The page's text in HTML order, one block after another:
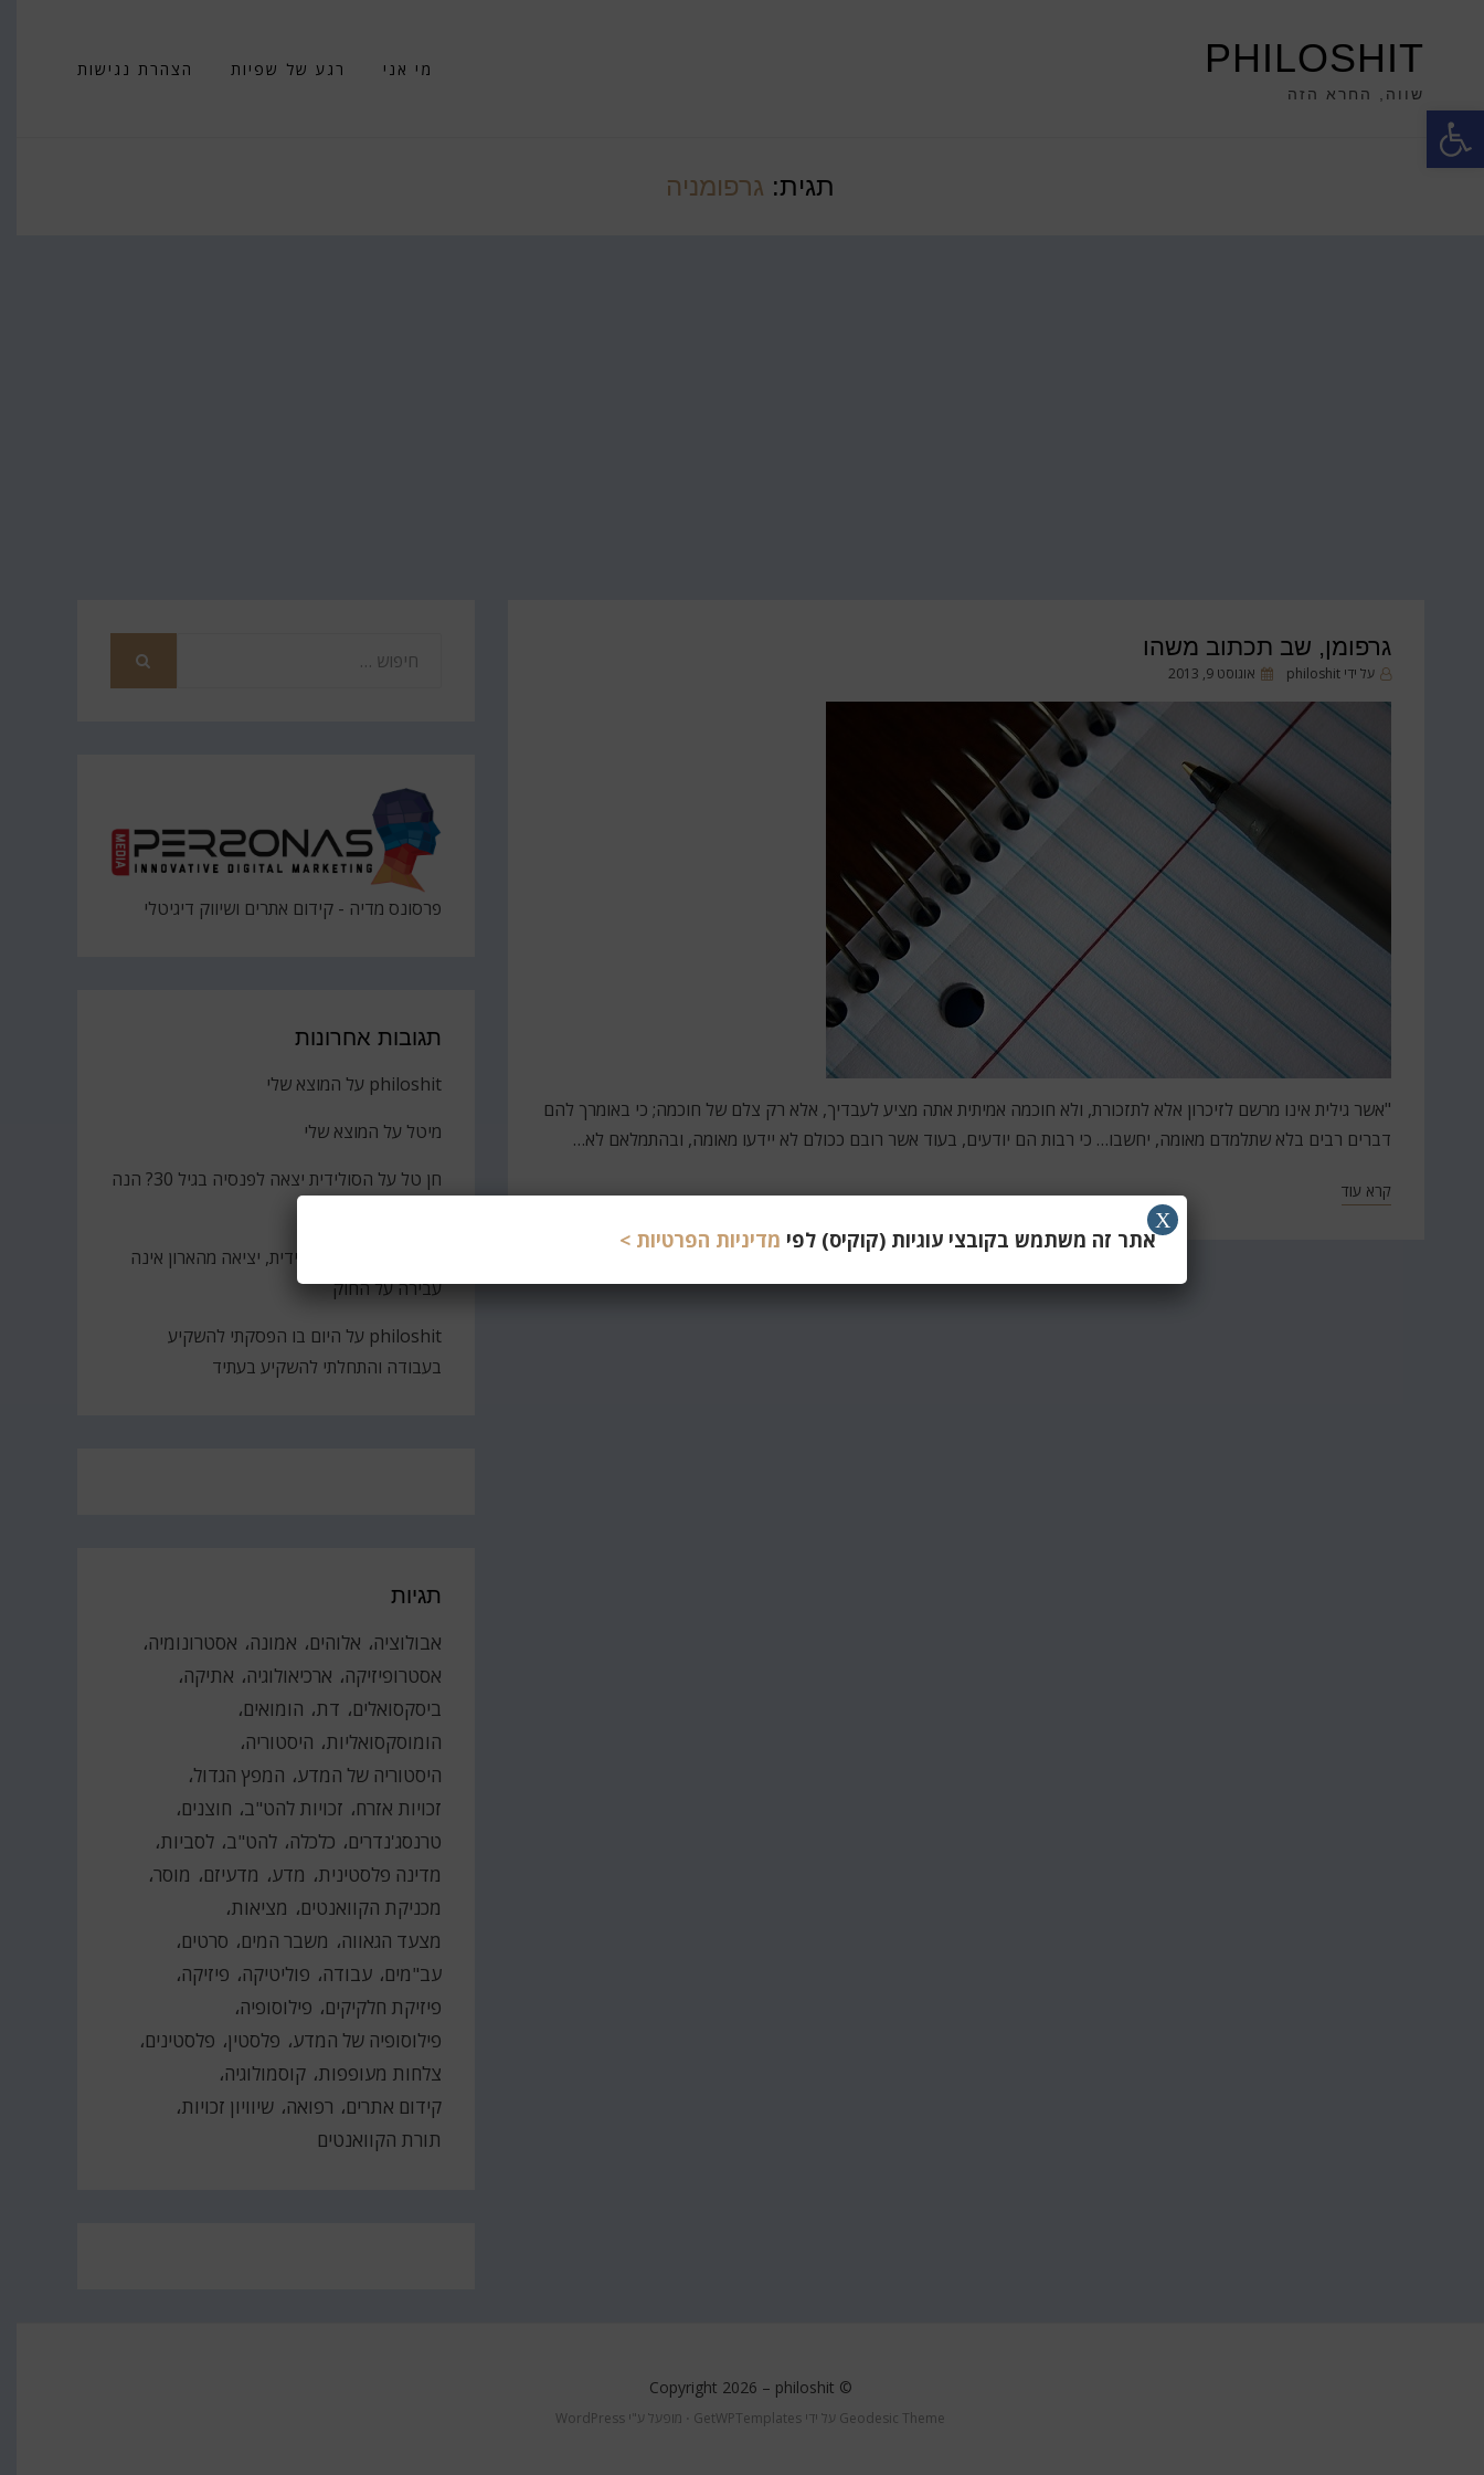
פתח סרגל נגישות
PHILOSHIT
שווה, החרא הזה
מי אני רגע של שפיות הצהרת נגישות
תגית: גרפומניה
גרפומן, שב תכתוב משהו
על ידיphiloshit
פורסםאוגוסט 9, 2013
"אשר גילית אינו מרשם לזיכרון אלא לתזכורת, ולא חוכמה אמיתית אתה מציע לעבדיך, אלא רק צלם של חוכמה; כי באומרך להם
דברים רבים בלא שתלמדם מאומה, יחשבו… כי רבות הם יודעים, בעוד אשר רובם ככולם לא יידעו מאומה, ובהתמלאם לא…
קרא עוד
פרסונס מדיה - קידום אתרים ושיווק דיגיטלי
תגובות אחרונות
philoshit על המוצא שלי
מיטל על המוצא שלי
חן טל על
הסולידית יצאה לפנסיה בגיל 30? הנה
גבירתי הסולידית, יציאה מהארון אינה
עבירה על החוק
philoshit על היום בו הפסקתי להשקיע
בעבודה והתחלתי להשקיע בעתיד
תגיות
אבולוציה אלוהים אמונה
אסטרונומיה
אסטרופיזיקה
ארכיאולוגיה
אתיקה
ביסקסואלים
דת הומואים
הומוסקסואליות היסטוריה
היסטוריה של המדע המפץ הגדול
זכויות אזרח
זכויות להט"ב חוצנים
טרנסג'נדרים
כלכלה להט"ב לסביות
מדינה פלסטינית
מדע מדעיזם
מוסר
מכניקת הקוואנטים
מציאות
מצעד הגאווה
משבר המים
סרטים
עב"מים עבודה פוליטיקה
פיזיקה
פיזיקת חלקיקים
פילוסופיה
פילוסופיה של המדע פלסטין פלסטינים
צלחות מעופפות קוסמולוגיה
קידום אתרים
רפואה שיוויון זכויות
תורת הקוואנטים
© Copyright 2026 –
philoshit
Geodesic Theme על ידי GetWPTemplates מופעל ע"י WordPress
אתר זה משתמש בקובצי עוגיות (קוקיס) לפי מדיניות הפרטיות >
X